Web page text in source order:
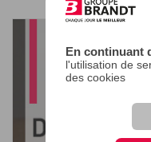
En continuant
l'utilisation de
des cookies